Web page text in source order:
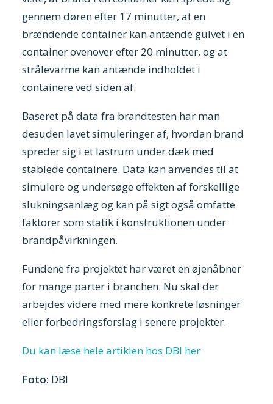
gennem døren efter 17 minutter, at en
brændende container kan antænde gulvet i en
container ovenover efter 20 minutter, og at
strålevarme kan antænde indholdet i
containere ved siden af.
Baseret på data fra brandtesten har man
desuden lavet simuleringer af, hvordan brand
spreder sig i et lastrum under dæk med
stablede containere. Data kan anvendes til at
simulere og undersøge effekten af forskellige
slukningsanlæg og kan på sigt også omfatte
faktorer som statik i konstruktionen under
brandpåvirkningen.
Fundene fra projektet har været en øjenåbner
for mange parter i branchen. Nu skal der
arbejdes videre med mere konkrete løsninger
eller forbedringsforslag i senere projekter.
Du kan læse hele artiklen hos DBI her
Foto: DBI